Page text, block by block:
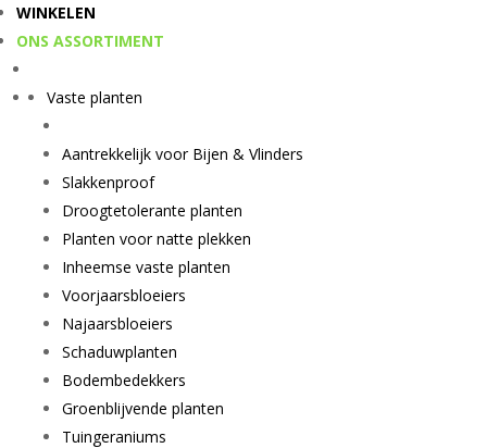
WINKELEN
ONS ASSORTIMENT
Vaste planten
Aantrekkelijk voor Bijen & Vlinders
Slakkenproof
Droogtetolerante planten
Planten voor natte plekken
Inheemse vaste planten
Voorjaarsbloeiers
Najaarsbloeiers
Schaduwplanten
Bodembedekkers
Groenblijvende planten
Tuingeraniums